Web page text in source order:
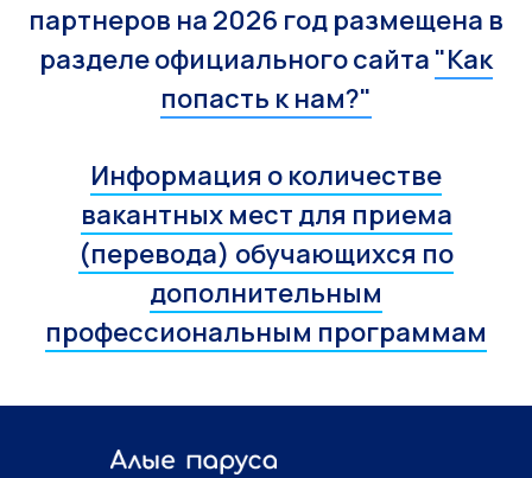
партнеров на 2026 год размещена в
разделе официального сайта "Как
попасть к нам?"
Информация о количестве
вакантных мест для приема
(перевода) обучающихся по
дополнительным
профессиональным программам